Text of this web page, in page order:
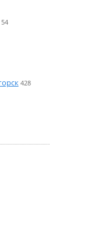
54
428